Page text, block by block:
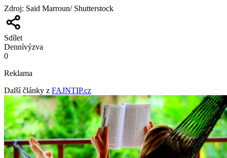
Zdroj: Said Marroun/ Shutterstock
Sdílet
Dennívýzva
0
Reklama
Další články z FAJNTIP.cz